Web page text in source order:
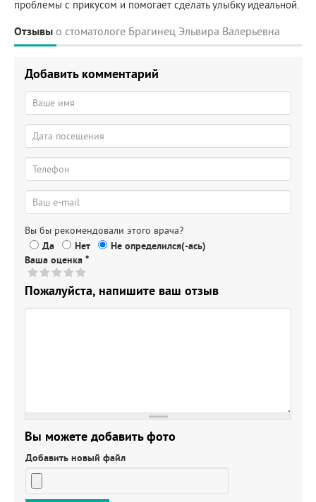
проблемы с прикусом и помогает сделать улыбку идеальной.
Отзывы о стоматологе Брагинец Эльвира Валерьевна
Добавить комментарий
Вы бы рекомендовали этого врача?
Да
Нет
Не определился(-ась)
Ваша оценка *
Пожалуйста, напишите ваш отзыв
Вы можете добавить фото
Добавить новый файл